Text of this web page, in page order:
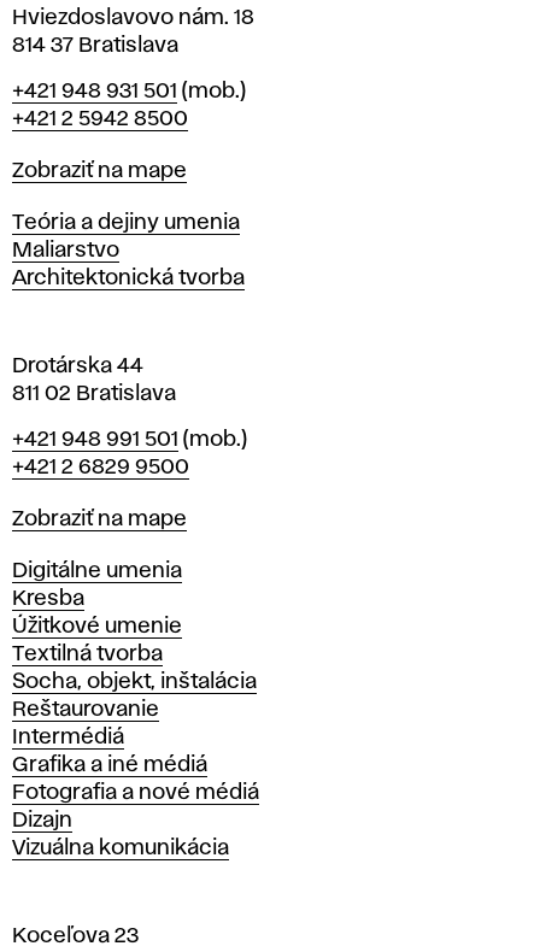
v
r
a
i
s
l
a
v
Hviezdoslavovo nám. 18
814 37 Bratislava
Telefón
+421 948 931 501 (mob.)
+421 2 5942 8500
Mapa
Zobraziť na mape
Katedry
Teória a dejiny umenia
Maliarstvo
Architektonická tvorba
Drotárska 44
811 02 Bratislava
Telefón
+421 948 991 501 (mob.)
+421 2 6829 9500
Mapa
Zobraziť na mape
Katedry
Digitálne umenia
Kresba
Úžitkové umenie
Textilná tvorba
Socha, objekt, inštalácia
Reštaurovanie
Intermédiá
Grafika a iné médiá
Fotografia a nové médiá
Dizajn
Vizuálna komunikácia
Koceľova 23